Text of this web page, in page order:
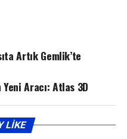
Artık Gemlik’te
Aracı: Atlas 3D
LIKE